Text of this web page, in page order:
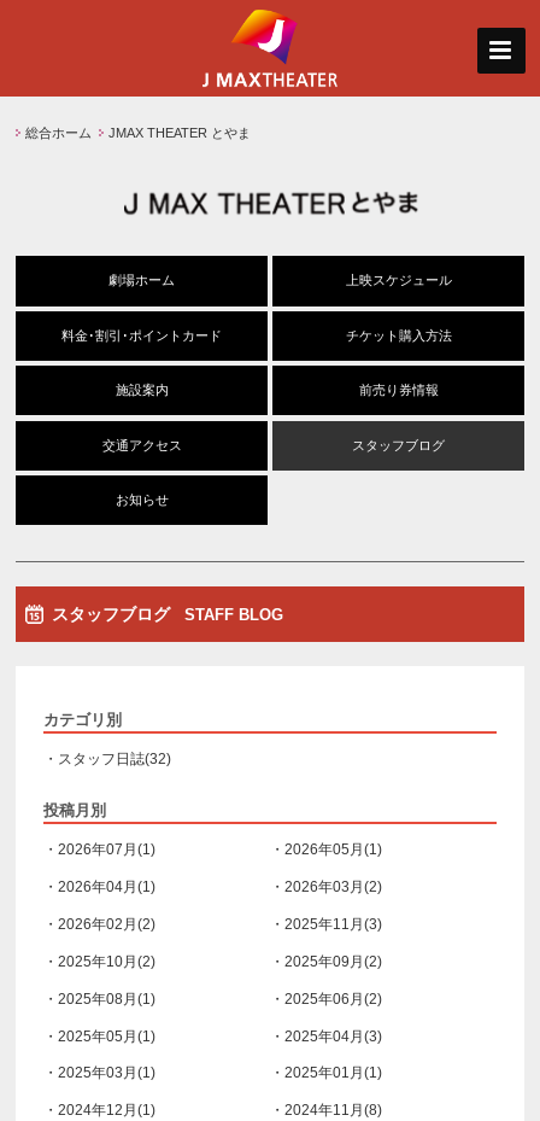
総合ホーム JMAX THEATER とやま
劇場ホーム 上映スケジュール
料金･割引･ポイントカード チケット購入方法
施設案内 前売り券情報
交通アクセス スタッフブログ
お知らせ
スタッフブログ STAFF BLOG
カテゴリ別
・スタッフ日誌(32)
投稿月別
・2026年07月(1) ・2026年05月(1)
・2026年04月(1) ・2026年03月(2)
・2026年02月(2) ・2025年11月(3)
・2025年10月(2) ・2025年09月(2)
・2025年08月(1) ・2025年06月(2)
・2025年05月(1) ・2025年04月(3)
・2025年03月(1) ・2025年01月(1)
・2024年12月(1) ・2024年11月(8)